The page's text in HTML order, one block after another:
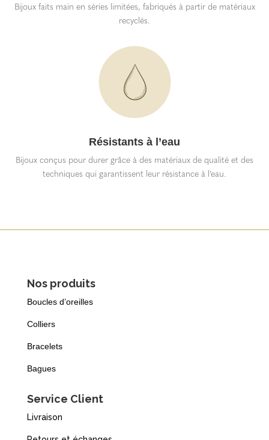
Bijoux faits main en séries limitées, fabriqués à partir de matériaux
recyclés.
Résistants à l’eau
Bijoux conçus pour durer grâce à des matériaux de qualité et des
techniques qui garantissent leur résistance à l’eau.
Nos produits
Boucles d’oreilles
Colliers
Bracelets
Bagues
Service Client
Livraison